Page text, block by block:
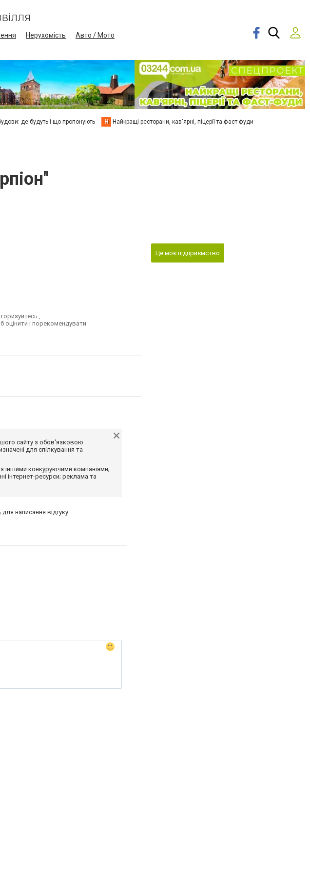
Нерухомість
Авто / Мото
де будуть і що пропонують Н Найкращі ресторани, кав'ярні, піцерії та фаст-фуди
,
оцінити і порекомендувати
Це моє підприємство
сайту з обов'язковою
для спілкування та
іншими конкуруючими компаніями;
інтернет-ресурси; реклама та
для написання відгуку